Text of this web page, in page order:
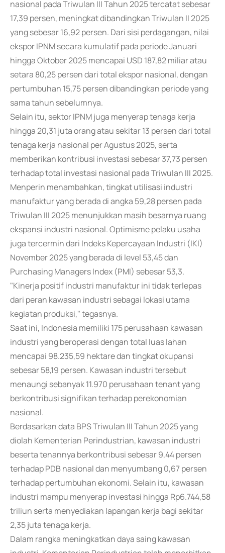
nasional pada Triwulan III Tahun 2025 tercatat sebesar
17,39 persen, meningkat dibandingkan Triwulan II 2025
yang sebesar 16,92 persen. Dari sisi perdagangan, nilai
ekspor IPNM secara kumulatif pada periode Januari
hingga Oktober 2025 mencapai USD 187,82 miliar atau
setara 80,25 persen dari total ekspor nasional, dengan
pertumbuhan 15,75 persen dibandingkan periode yang
sama tahun sebelumnya.
Selain itu, sektor IPNM juga menyerap tenaga kerja
hingga 20,31 juta orang atau sekitar 13 persen dari total
tenaga kerja nasional per Agustus 2025, serta
memberikan kontribusi investasi sebesar 37,73 persen
terhadap total investasi nasional pada Triwulan III 2025.
Menperin menambahkan, tingkat utilisasi industri
manufaktur yang berada di angka 59,28 persen pada
Triwulan III 2025 menunjukkan masih besarnya ruang
ekspansi industri nasional. Optimisme pelaku usaha
juga tercermin dari Indeks Kepercayaan Industri (IKI)
November 2025 yang berada di level 53,45 dan
Purchasing Managers Index (PMI) sebesar 53,3.
"Kinerja positif industri manufaktur ini tidak terlepas
dari peran kawasan industri sebagai lokasi utama
kegiatan produksi," tegasnya.
Saat ini, Indonesia memiliki 175 perusahaan kawasan
industri yang beroperasi dengan total luas lahan
mencapai 98.235,59 hektare dan tingkat okupansi
sebesar 58,19 persen. Kawasan industri tersebut
menaungi sebanyak 11.970 perusahaan tenant yang
berkontribusi signifikan terhadap perekonomian
nasional.
Berdasarkan data BPS Triwulan III Tahun 2025 yang
diolah Kementerian Perindustrian, kawasan industri
beserta tenannya berkontribusi sebesar 9,44 persen
terhadap PDB nasional dan menyumbang 0,67 persen
terhadap pertumbuhan ekonomi. Selain itu, kawasan
industri mampu menyerap investasi hingga Rp6.744,58
triliun serta menyediakan lapangan kerja bagi sekitar
2,35 juta tenaga kerja.
Dalam rangka meningkatkan daya saing kawasan